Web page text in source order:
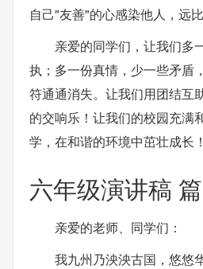
自己"友善"的心感染他人，远
亲爱的同学们，让我们多
执；多一份真情，少一些矛盾
符通通消失。让我们用团结互
的交响乐！让我们的校园充满
学，在和谐的环境中茁壮成长！
六年级演讲稿
亲爱的老师、同学们：
我九州乃泱泱古国，悠悠